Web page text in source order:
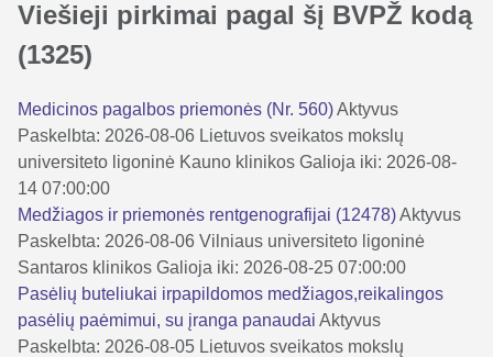
Viešieji pirkimai pagal šį BVPŽ kodą
(1325)
Medicinos pagalbos priemonės (Nr. 560)Aktyvus
Paskelbta: 2026-08-06 Lietuvos sveikatos mokslų
universiteto ligoninė Kauno klinikos Galioja iki: 2026-08-
14 07:00:00
Medžiagos ir priemonės rentgenografijai (12478)Aktyvus
Paskelbta: 2026-08-06 Vilniaus universiteto ligoninė
Santaros klinikos Galioja iki: 2026-08-25 07:00:00
Pasėlių buteliukai irpapildomos medžiagos,reikalingos
pasėlių paėmimui, su įranga panaudai Aktyvus
Paskelbta: 2026-08-05 Lietuvos sveikatos mokslų